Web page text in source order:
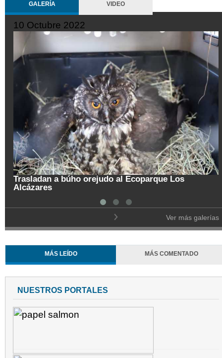
GALERÍA VIDEO
10 Octubre 2022
Trasladan a búho orejudo al Ecoparque Los
Alcázares
Ver más galerías
MÁS LEÍDO MÁS COMENTADO
NUESTROS PORTALES